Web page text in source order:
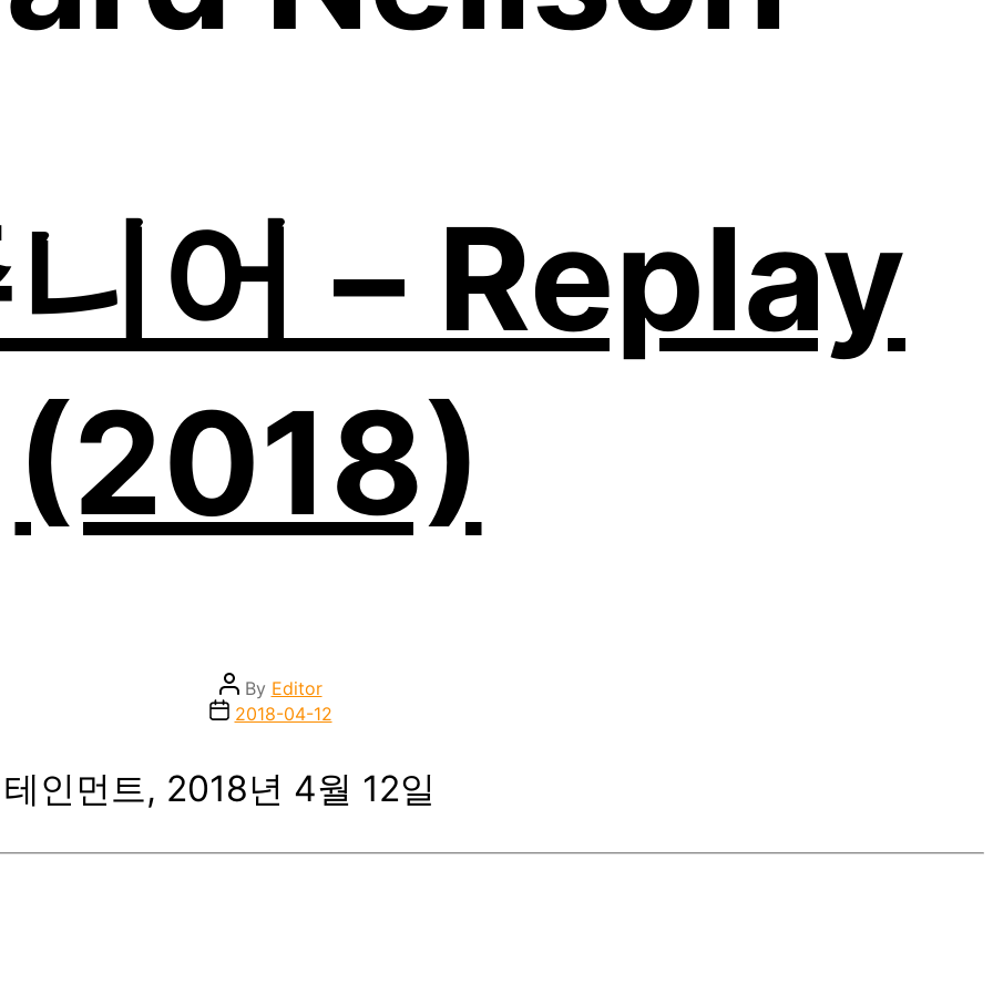
어 – Replay
(2018)
Post
author
By Editor
Post2018-04-12
인먼트, 2018년 4월 12일